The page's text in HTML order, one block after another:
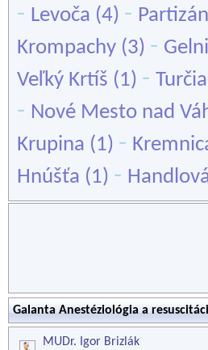
- Levoča (4) -
Krompachy (3) -
Veľký Krtíš (1) -
- Nové Mesto nad
Krupina (1) -
Hnúšťa (1) -
Galanta Anestéziológia a
MUDr. Igor Brizlák